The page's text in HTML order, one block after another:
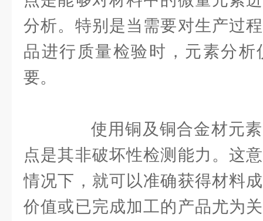
分析。特别是当需要对生产过
品进行质量检验时，元素分
要。
使用铜及铜合金材元素
点是其非破坏性检测能力。这
情况下，就可以准确获得材料
价值或已完成加工的产品尤为